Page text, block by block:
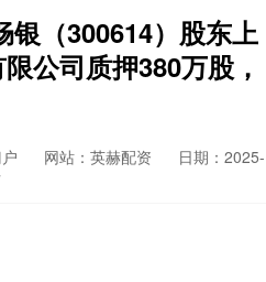
银（300614）股东上
公司质押380万股，
网站：英赫配资
日期：2025-